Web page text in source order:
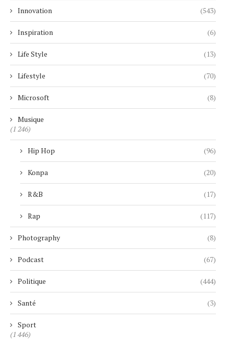
Innovation (543)
Inspiration (6)
Life Style (13)
Lifestyle (70)
Microsoft (8)
Musique
(1 246)
Hip Hop (96)
Konpa (20)
R&B (17)
Rap (117)
Photography (8)
Podcast (67)
Politique (444)
Santé (3)
Sport
(1 446)